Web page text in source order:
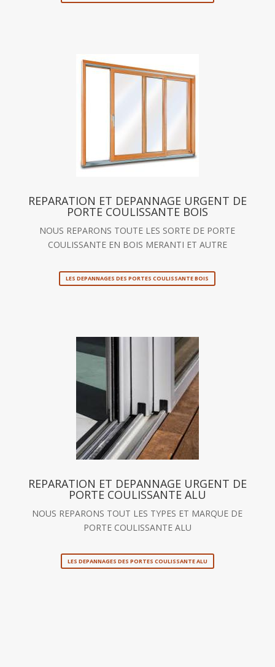
REPARATION ET DEPANNAGE URGENT DE
PORTE COULISSANTE BOIS
NOUS REPARONS TOUTE LES SORTE DE PORTE
COULISSANTE EN BOIS MERANTI ET AUTRE
LES DEPANNAGES DES PORTES COULISSANTE BOIS
REPARATION ET DEPANNAGE URGENT DE
PORTE COULISSANTE ALU
NOUS REPARONS TOUT LES TYPES ET MARQUE DE
PORTE COULISSANTE ALU
LES DEPANNAGES DES PORTES COULISSANTE ALU